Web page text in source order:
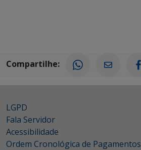
Compartilhe:
LGPD
Fala Servidor
Acessibilidade
Ordem Cronológica de Pagamentos